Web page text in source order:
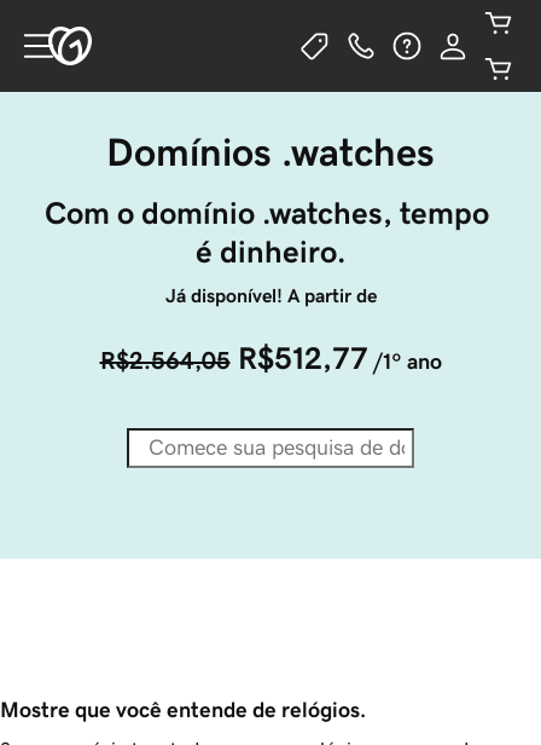
Domínios .watches
Com o domínio .watches, tempo
é dinheiro.
Já disponível! A partir de
R$2.564,05 R$512,77 /1º ano
Mostre que você entende de relógios.